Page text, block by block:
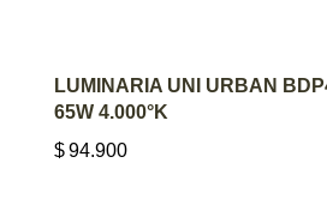
AGREGAR AL
LUMINARIA UNI URBAN
65W 4.000°K
$94.900